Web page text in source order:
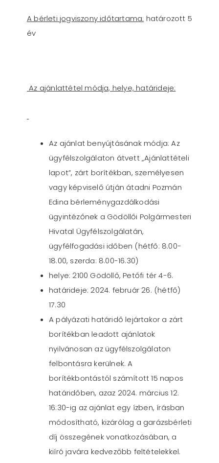
A bérleti jogviszony időtartama: határozott 5
év
Az ajánlattétel módja, helye, határideje:
Az ajánlat benyújtásának módja: Az
ügyfélszolgálaton átvett „Ajánlattételi
lapot”, zárt borítékban, személyesen
vagy képviselő útján átadni Pozmán
Edina bérleménygazdálkodási
ügyintézőnek a Gödöllői Polgármesteri
Hivatal Ügyfélszolgálatán,
ügyfélfogadási időben (hétfő: 8.00-
18.00, szerda: 8.00-16.30)
helye: 2100 Gödöllő, Petőfi tér 4-6.
határideje: 2024. február 26. (hétfő)
17.30
A pályázati határidő lejártakor a zárt
borítékban leadott ajánlatok
nyilvánosan az ügyfélszolgálaton
felbontásra kerülnek. A
borítékbontástól számított 15 napos
határidőben, azaz 2024. március 12.
16:30-ig az ajánlat egy ízben, írásban
módosítható, kizárólag a garázsbérleti
díj összegének vonatkozásában, a
kiíró javára kedvezőbb feltételekkel.